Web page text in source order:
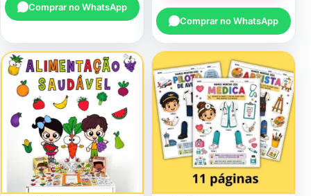
Comprar no WhatsApp
Comprar no WhatsApp